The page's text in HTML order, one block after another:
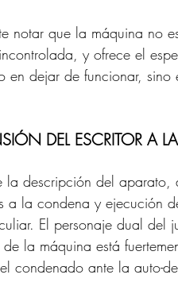
notar que la máquina no
y ofrece el
en dejar de funcionar,
DEL ESCRITOR A
descripción del aparato,
a la condena y ejecución
El personaje dual
la máquina está
condenado ante la auto-